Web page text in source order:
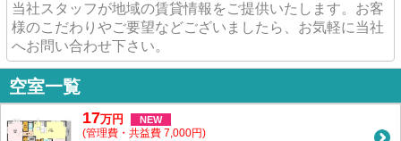
当社スタッフが地域の賃貸情報をご提供いたします。お客
様のこだわりやご要望などございましたら、お気軽に当社
へお問い合わせ下さい。
空室一覧
17万円 NEW
(管理費・共益費 7,000円)